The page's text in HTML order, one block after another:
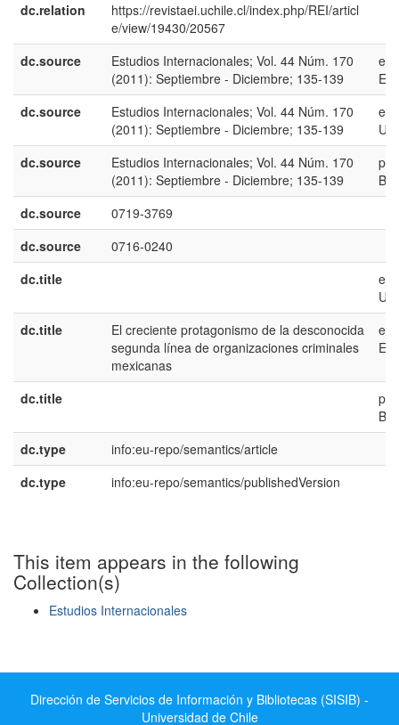
dc.relation
https://revistaei.uchile.cl/index.php/REI/articl
e/view/19430/20567
dc.source
Estudios Internacionales; Vol. 44 Núm. 170
(2011): Septiembre - Diciembre; 135-139
es-
ES
dc.source
Estudios Internacionales; Vol. 44 Núm. 170
(2011): Septiembre - Diciembre; 135-139
en-
US
dc.source
Estudios Internacionales; Vol. 44 Núm. 170
(2011): Septiembre - Diciembre; 135-139
pt-
BR
dc.source
0719-3769
dc.source
0716-0240
dc.title
en-
US
dc.title
El creciente protagonismo de la desconocida
segunda línea de organizaciones criminales
mexicanas
es-
ES
dc.title
pt-
BR
dc.type
info:eu-repo/semantics/article
dc.type
info:eu-repo/semantics/publishedVersion
This item appears in the following
Collection(s)
Estudios Internacionales
Dirección de Servicios de Información y Bibliotecas (SISIB) -
Universidad de Chile